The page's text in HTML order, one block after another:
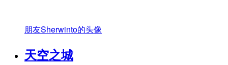
朋友Sherwinto的头像
天空之城